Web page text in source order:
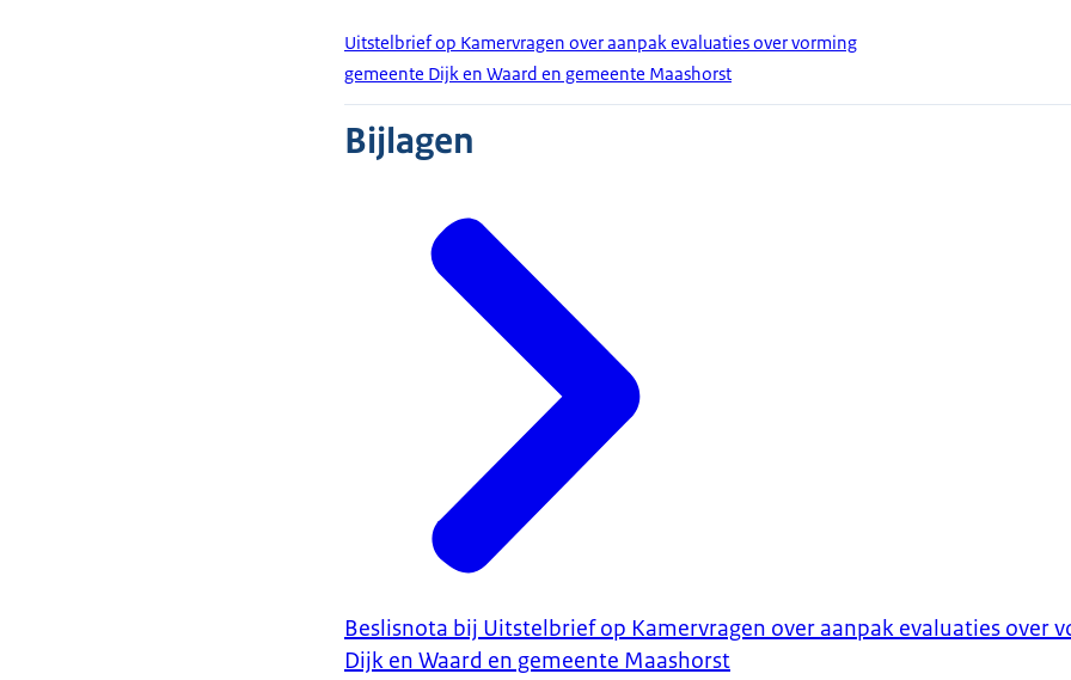
Uitstelbrief op Kamervragen over aanpak evaluaties over vorming
gemeente Dijk en Waard en gemeente Maashorst
Bijlagen
Beslisnota bij Uitstelbrief op Kamervragen over aanpak evaluaties over
Dijk en Waard en gemeente Maashorst